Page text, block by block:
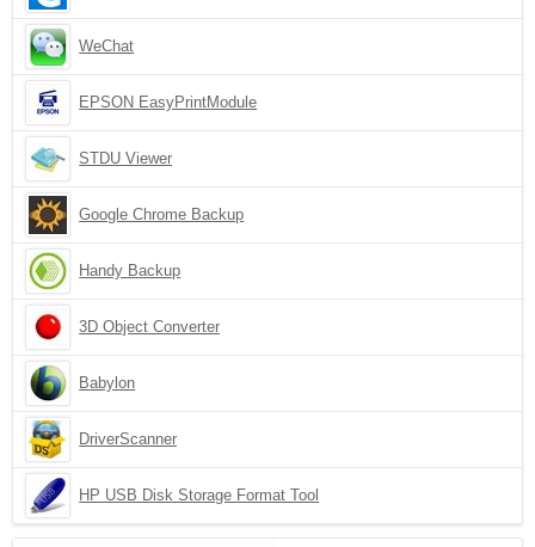
WeChat
EPSON EasyPrintModule
STDU Viewer
Google Chrome Backup
Handy Backup
3D Object Converter
Babylon
DriverScanner
HP USB Disk Storage Format Tool